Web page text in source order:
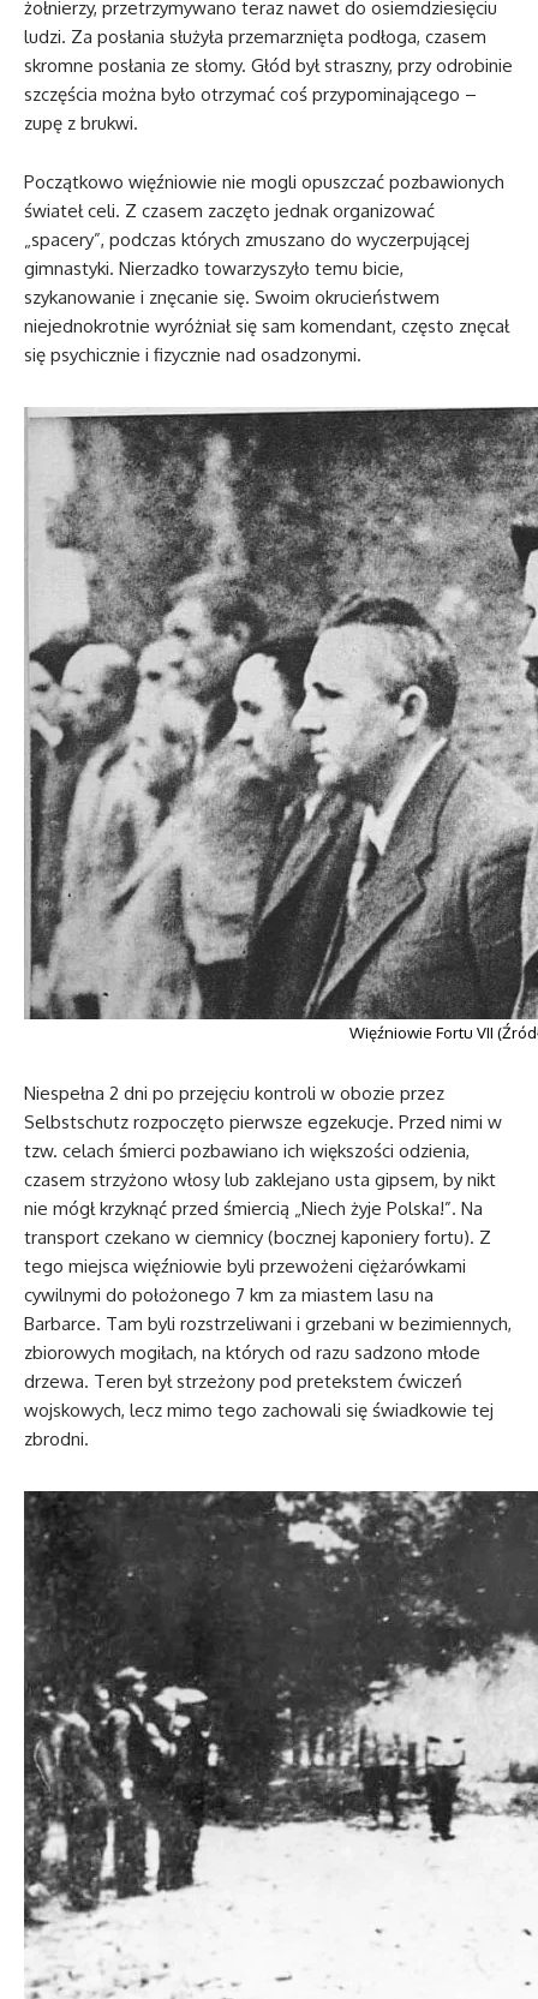
żołnierzy, przetrzymywano teraz nawet do osiemdziesięciu
ludzi. Za posłania służyła przemarznięta podłoga, czasem
skromne posłania ze słomy. Głód był straszny, przy odrobinie
szczęścia można było otrzymać coś przypominającego –
zupę z brukwi.
Początkowo więźniowie nie mogli opuszczać pozbawionych
świateł celi. Z czasem zaczęto jednak organizować
„spacery”, podczas których zmuszano do wyczerpującej
gimnastyki. Nierzadko towarzyszyło temu bicie,
szykanowanie i znęcanie się. Swoim okrucieństwem
niejednokrotnie wyróżniał się sam komendant, często znęcał
się psychicznie i fizycznie nad osadzonymi.
Więźniowie Fortu VII
Niespełna 2 dni po przejęciu kontroli w obozie przez
Selbstschutz rozpoczęto pierwsze egzekucje. Przed nimi w
tzw. celach śmierci pozbawiano ich większości odzienia,
czasem strzyżono włosy lub zaklejano usta gipsem, by nikt
nie mógł krzyknąć przed śmiercią „Niech żyje Polska!”. Na
transport czekano w ciemnicy (bocznej kaponiery fortu). Z
tego miejsca więźniowie byli przewożeni ciężarówkami
cywilnymi do położonego 7 km za miastem lasu na
Barbarce. Tam byli rozstrzeliwani i grzebani w bezimiennych,
zbiorowych mogiłach, na których od razu sadzono młode
drzewa. Teren był strzeżony pod pretekstem ćwiczeń
wojskowych, lecz mimo tego zachowali się świadkowie tej
zbrodni.